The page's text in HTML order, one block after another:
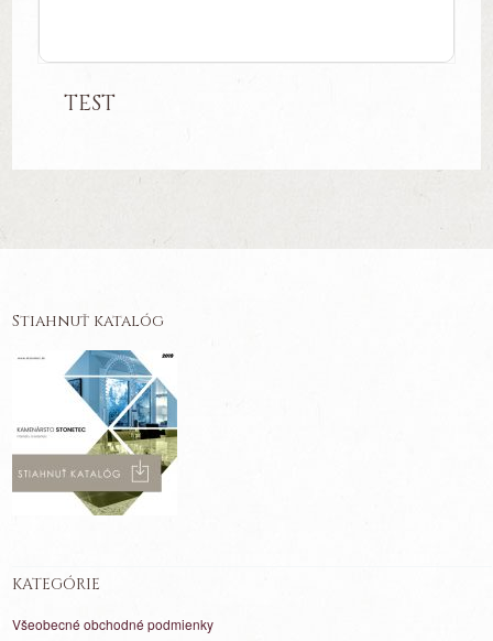
TEST
Stiahnuť katalóg
KATEGÓRIE
Všeobecné obchodné podmienky